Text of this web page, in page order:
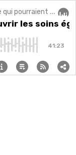
les soins
La petite voix – Des histoires de vie qui pourraient changer la vôtre.
les soins
41:23